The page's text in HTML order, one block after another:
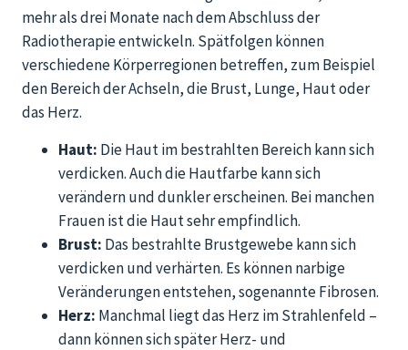
mehr als drei Monate nach dem Abschluss der
Radiotherapie entwickeln. Spätfolgen können
verschiedene Körperregionen betreffen, zum Beispiel
den Bereich der Achseln, die Brust, Lunge, Haut oder
das Herz.
Haut: Die Haut im bestrahlten Bereich kann sich
verdicken. Auch die Hautfarbe kann sich
verändern und dunkler erscheinen. Bei manchen
Frauen ist die Haut sehr empfindlich.
Brust: Das bestrahlte Brustgewebe kann sich
verdicken und verhärten. Es können narbige
Veränderungen entstehen, sogenannte Fibrosen.
Herz: Manchmal liegt das Herz im Strahlenfeld –
dann können sich später Herz- und